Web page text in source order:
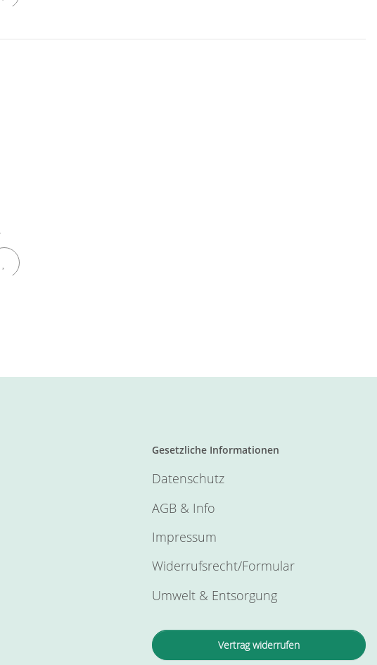
Gesetzliche Informationen
Datenschutz
AGB & Info
Impressum
Widerrufsrecht/Formular
Umwelt & Entsorgung
Vertrag widerrufen